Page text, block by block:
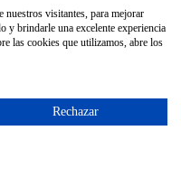
nuestros visitantes, para mejorar
y brindarle una excelente experiencia
las cookies que utilizamos, abre los
Rechazar